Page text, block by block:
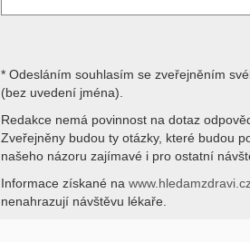
* Odesláním souhlasím se zveřejněním
(bez uvedení jména).
Redakce nemá povinnost na dotaz
Zveřejněny budou ty otázky, které budou
našeho názoru zajímavé i pro ostatní
Informace získané na
nenahrazují návštěvu lékaře.